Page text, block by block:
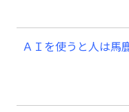
ＡＩを使うと人は馬